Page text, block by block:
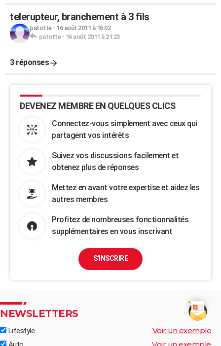
telerupteur, branchement à 3 fils
patotte- 16 août 2011 à 16:02
patotte- 16 août 2011 à 21:23
3 réponses
DEVENEZ MEMBRE EN QUELQUES CLICS
Connectez-vous simplement avec ceux qui
partagent vos intérêts
Suivez vos discussions facilement et
obtenez plus de réponses
Mettez en avant votre expertise et aidez les
autres membres
Profitez de nombreuses fonctionnalités
supplémentaires en vous inscrivant
S'INSCRIRE
NEWSLETTERS
Lifestyle Voir un exemple